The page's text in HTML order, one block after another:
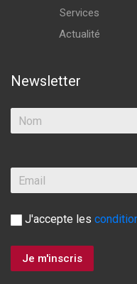
Services
Actualité
Newsletter
J'accepte les